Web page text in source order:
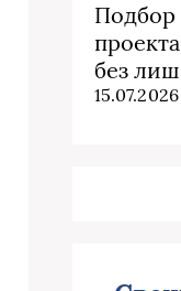
Подбор
без
15.07.2026